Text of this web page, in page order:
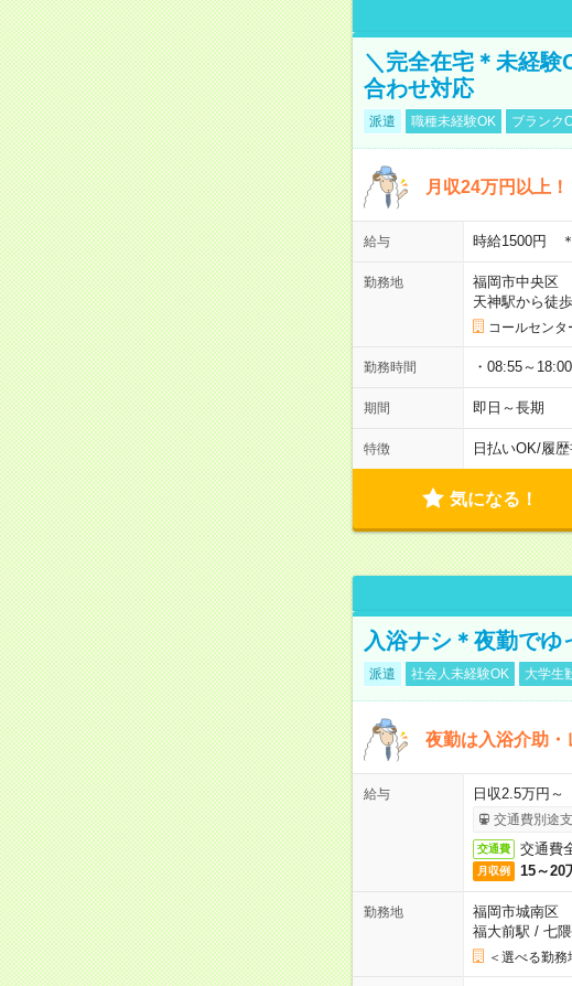
＼完全在宅＊未経
合わせ対応
派遣 職種未経験OK ブランク
月収24万円以上
給与 時給1500円
勤務地
福岡市中央区
天神駅から徒歩
コールセンタ
勤務時間 ・08:55～
期間 即日～長期
特徴 日払いOK/履
気になる！
入浴ナシ＊夜勤で
派遣 社会人未経験OK 大学生
夜勤は入浴介助
給与 日収2.5万円～
交通費別途
交通費 交通費
月収例 15～20
勤務地
福岡市城南区
福大前駅 / 七
＜選べる勤